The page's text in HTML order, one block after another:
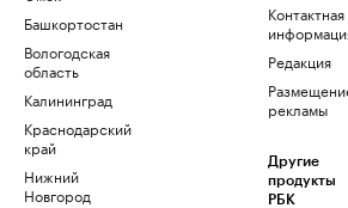
Башкортостан
Вологодская
область
Калининград
Краснодарский
край
Нижний
Новгород
Контактная
Редакция
рекламы
Другие
продукты
РБК